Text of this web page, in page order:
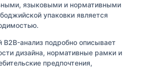
языковыми и нормативными
упаковки является
B2B-анализ подробно описывает
дизайна, нормативные рамки и
предпочтения,